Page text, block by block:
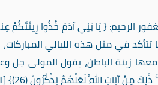
الرحيم: { يَا بَنِي آدَمَ خُذُوا
الْمُسْرِفِينَ (31)} [الأعراف]، فإنها تتأكد في مثل هذه
زينة الباطن، يقول المولى جل
اللَّهِ لَعَلَّهُمْ يَذَّكَّرُونَ (26)} [الأعراف].